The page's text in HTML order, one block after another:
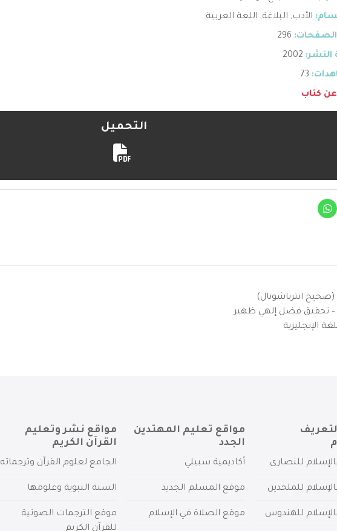
الأدب, البلاغة, اللغة العربية
296
2002
عن كتاب
التحميل
(صحيح انترناشونال)
– تحقيق فضل إلهي ظهير
الإنجليزية
للنصارى
للملحدين
للهندوس
مواقع تعليم المهتدين
الجدد
أكاديمية سبيلي
موقع المسلم الجديد
موقع الصلاة في الإسلام
مواقع نشر وتعليم
القرآن الكريم
الجامع لعلوم القرآن وترجماته
السنة النبوية وعلومها
موقع الترجمات الصوتية
للقرآن الكريم